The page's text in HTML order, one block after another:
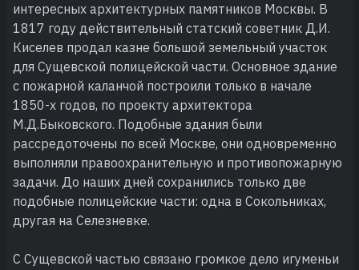
интересных архитектурных памятников Москвы. В
1817 году действительный статский советник Д.И.
Киселев продал казне большой земельный участок
для Сущевской полицейской части. Основное здание
с пожарной каланчой построили только в начале
1850-х годов, по проекту архитектора
М.Д.Быковского. Подобные здания были
рассредоточены по всей Москве, они одновременно
выполняли правоохранительную и противопожарную
задачи. До наших дней сохранились только две
подобные полицейские части: одна в Сокольниках,
другая на Селезневке.
С Сущевской частью связано громкое дело игуменьи